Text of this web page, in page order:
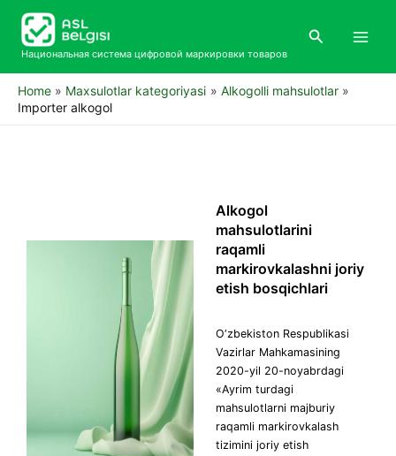
contentНациональная система цифровой маркировки товаров
Search
Home Maxsulotlar kategoriyasi
Alkogolli mahsulotlar
Importer alkogol
Alkogol
mahsulotlarini
raqamli
markirovkalashni joriy
etish bosqichlari
O‘zbekiston Respublikasi
Vazirlar Mahkamasining
2020-yil 20-noyabrdagi
«Ayrim turdagi
mahsulotlarni majburiy
raqamli markirovkalash
tizimini joriy etish